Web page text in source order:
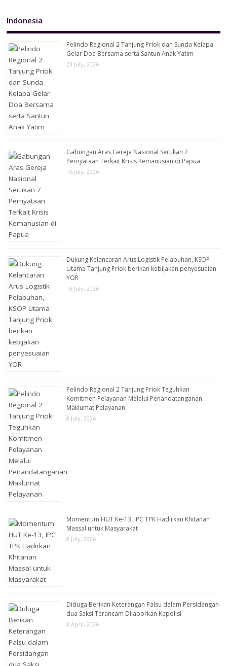
Indonesia
Pelindo Regional 2 Tanjung Priok dan Sunda Kelapa
Gelar Doa Bersama serta Santun Anak Yatim
23 July, 2026
Gabungan Aras Gereja Nasional Serukan 7
Pernyataan Terkait Krisis Kemanusian di Papua
16 July, 2026
Dukung Kelancaran Arus Logistik Pelabuhan, KSOP
Utama Tanjung Priok berikan kebijakan penyesuaian
YOR
16 July, 2026
Pelindo Regional 2 Tanjung Priok Teguhkan
Komitmen Pelayanan Melalui Penandatanganan
Maklumat Pelayanan
8 July, 2026
Momentum HUT Ke-13, IPC TPK Hadirkan Khitanan
Massal untuk Masyarakat
8 July, 2026
Diduga Berikan Keterangan Palsu dalam Persidangan
dua Saksi Terancam Dilaporkan Kepolisi
8 April, 2026